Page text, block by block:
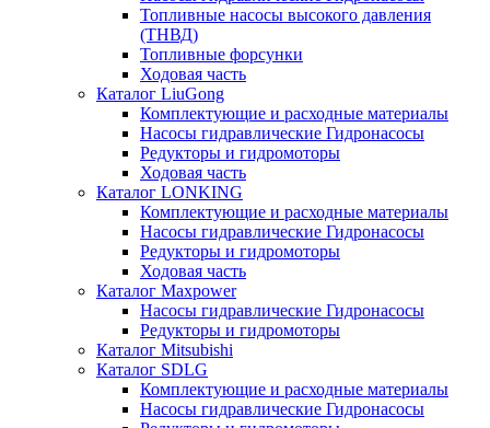
Топливные насосы высокого давления
(ТНВД)
Топливные форсунки
Ходовая часть
Каталог LiuGong
Комплектующие и расходные материалы
Насосы гидравлические Гидронасосы
Редукторы и гидромоторы
Ходовая часть
Каталог LONKING
Комплектующие и расходные материалы
Насосы гидравлические Гидронасосы
Редукторы и гидромоторы
Ходовая часть
Каталог Maxpower
Насосы гидравлические Гидронасосы
Редукторы и гидромоторы
Каталог Mitsubishi
Каталог SDLG
Комплектующие и расходные материалы
Насосы гидравлические Гидронасосы